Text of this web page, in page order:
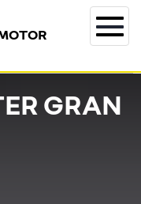
GRAN